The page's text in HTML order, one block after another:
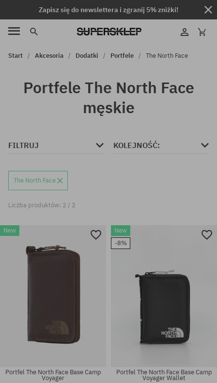
Zapisz się do newslettera i zgranij 5% zniżki!
Start Akcesoria Dodatki Portfele The North Face
Portfele The North Face
męskie
FILTRUJ KOLEJNOŚĆ:
The North Face
Liczba produktów: 2 / 2
New
Portfel The North Face Base Camp
Voyager
New
-8%
Portfel The North Face Base Camp
Voyager Wallet